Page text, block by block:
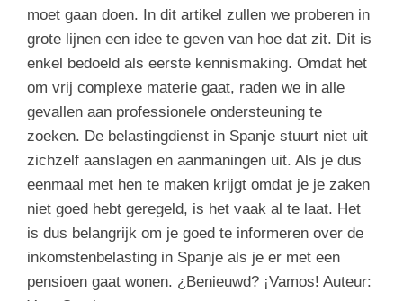
moet gaan doen. In dit artikel zullen we proberen in
grote lijnen een idee te geven van hoe dat zit. Dit is
enkel bedoeld als eerste kennismaking. Omdat het
om vrij complexe materie gaat, raden we in alle
gevallen aan professionele ondersteuning te
zoeken. De belastingdienst in Spanje stuurt niet uit
zichzelf aanslagen en aanmaningen uit. Als je dus
eenmaal met hen te maken krijgt omdat je je zaken
niet goed hebt geregeld, is het vaak al te laat. Het
is dus belangrijk om je goed te informeren over de
inkomstenbelasting in Spanje als je er met een
pensioen gaat wonen. ¿Benieuwd? ¡Vamos! Auteur: